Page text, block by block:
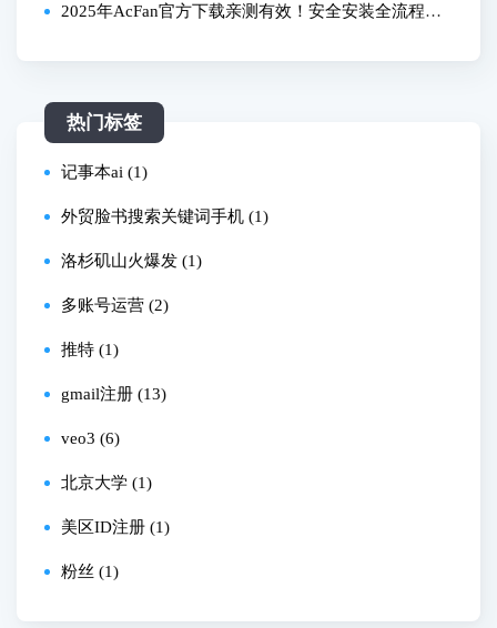
2025年AcFan官方下载亲测有效！安全安装全流程分
热门标签
记事本ai (1)
外贸脸书搜索关键词手机 (1)
洛杉矶山火爆发 (1)
多账号运营 (2)
推特 (1)
gmail注册 (13)
veo3 (6)
北京大学 (1)
美区ID注册 (1)
粉丝 (1)